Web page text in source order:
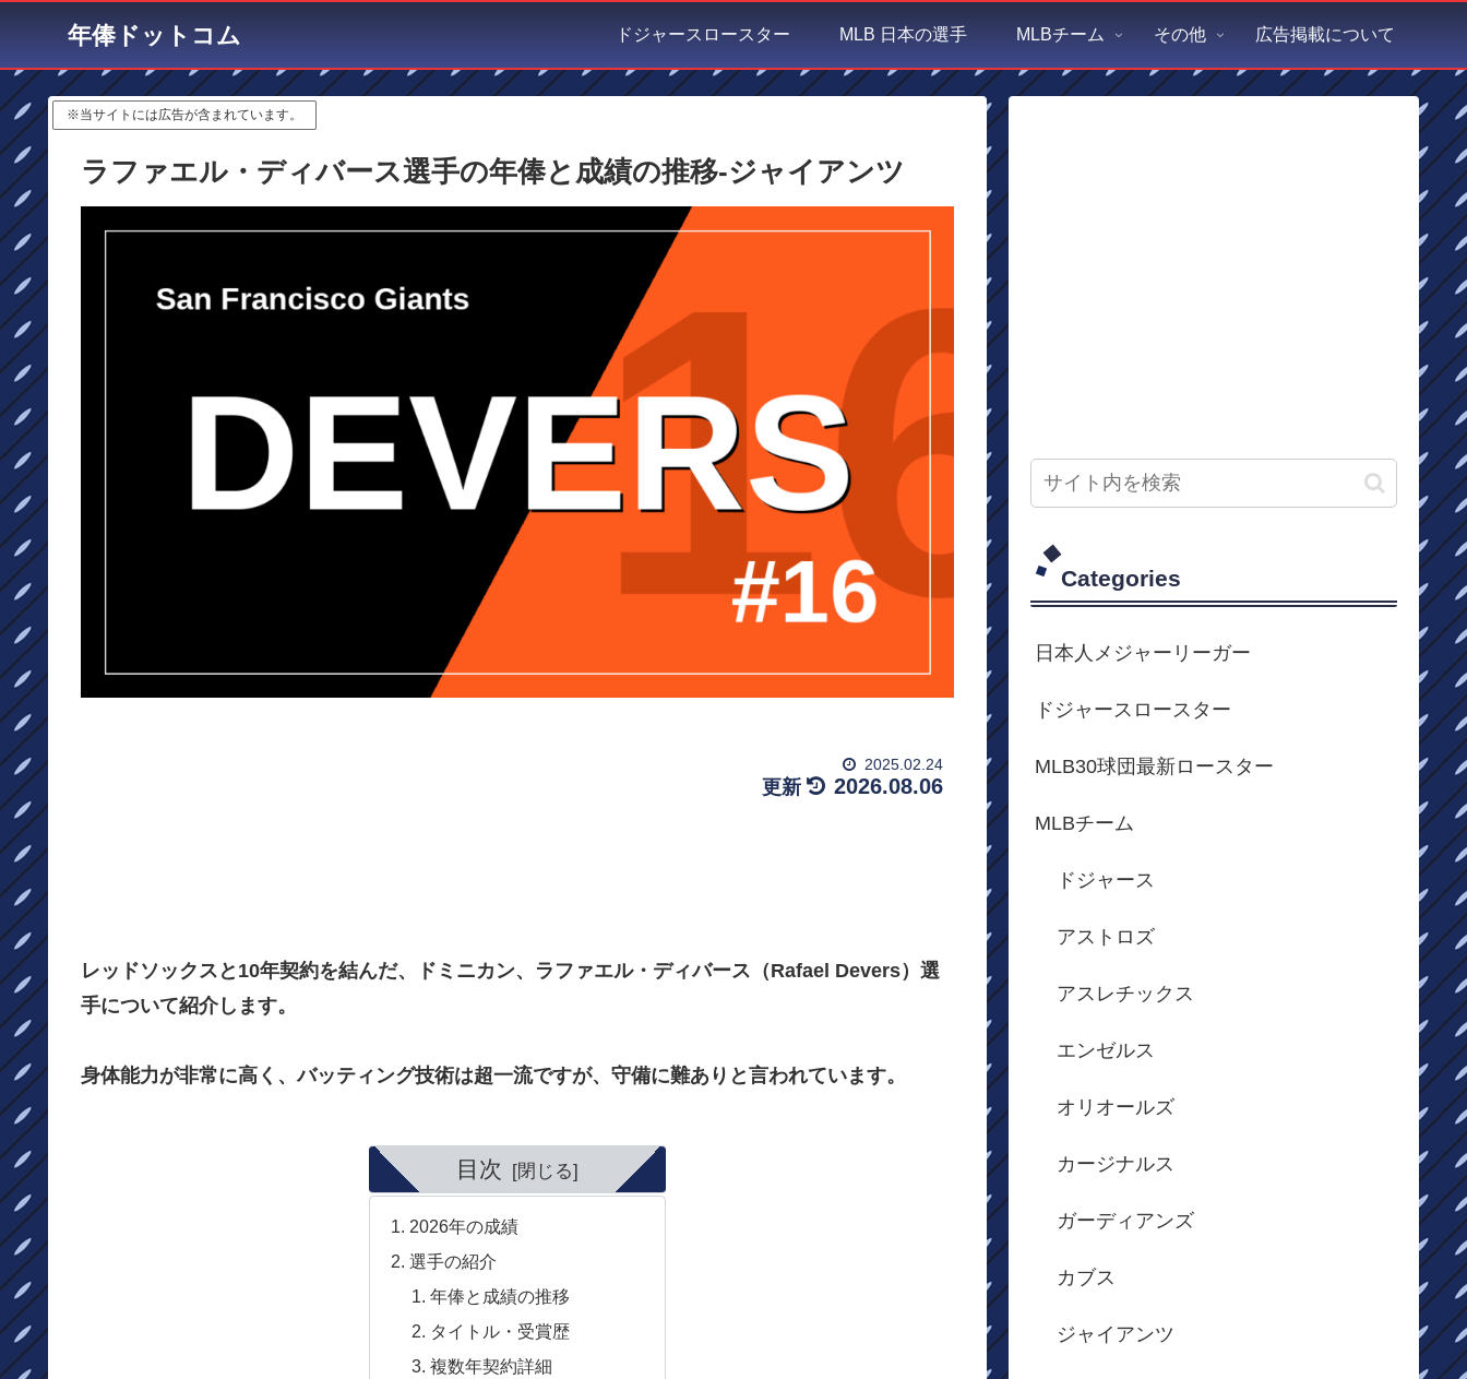
年俸ドットコム ドジャースロースター MLB 日本の選手 MLBチーム その他 広告掲載について
※当サイトには広告が含まれています。
ラファエル・ディバース選手の年俸と成績の推移-ジャイアンツ
2025.02.24
2026.08.06
レッドソックスと10年契約を結んだ、ドミニカン、ラファエル・ディバース（Rafael Devers）選
手について紹介します。
身体能力が非常に高く、バッティング技術は超一流ですが、守備に難ありと言われています。
目次
2026年の成績
選手の紹介
年俸と成績の推移
タイトル・受賞歴
複数年契約詳細
Categories
日本人メジャーリーガー
ドジャースロースター
MLB30球団最新ロースター
MLBチーム
ドジャース
アストロズ
アスレチックス
エンゼルス
オリオールズ
カージナルス
ガーディアンズ
カブス
ジャイアンツ